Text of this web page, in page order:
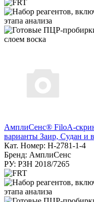
АмплиСенс® FiloA-
варианты Заир, Судан и
Кат. Номер: H-2781-1-4
Бренд: АмплиСенс
РУ: РЗН 2018/7265